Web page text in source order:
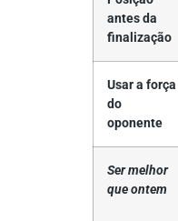
antes da
finalização
Usar a força
do
oponente
Ser melhor
que ontem